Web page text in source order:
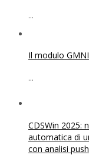
...
Il modulo
...
CDSWin 2025:
automatica di
con analisi